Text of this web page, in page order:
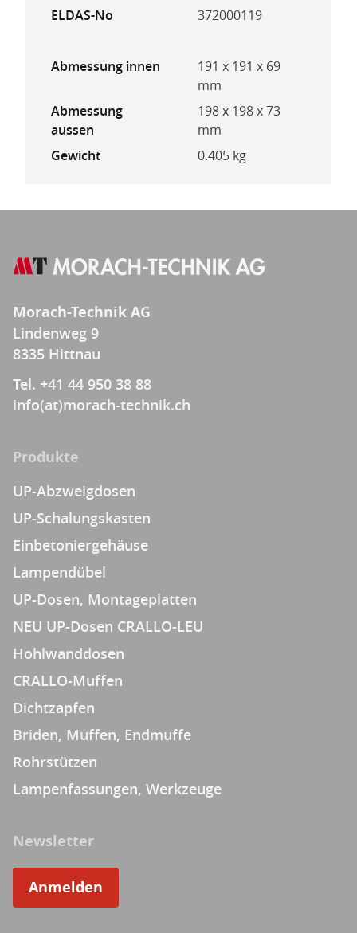
ELDAS-No
372000119
Abmessung innen
191 x 191 x 69
mm
Abmessung
aussen
198 x 198 x 73
mm
Gewicht
0.405 kg
Morach-Technik AG
Lindenweg 9
8335 Hittnau
Tel. +41 44 950 38 88
info(at)morach-technik.ch
Produkte
UP-Abzweigdosen
UP-Schalungskasten
Einbetoniergehäuse
Lampendübel
UP-Dosen, Montageplatten
NEU UP-Dosen CRALLO-LEU
Hohlwanddosen
CRALLO-Muffen
Dichtzapfen
Briden, Muffen, Endmuffe
Rohrstützen
Lampenfassungen, Werkzeuge
Newsletter
Anmelden